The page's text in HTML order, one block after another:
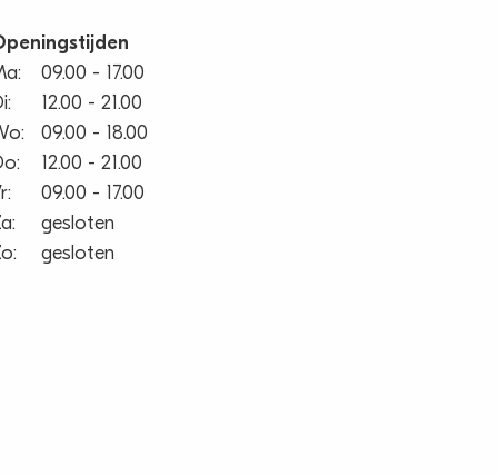
09.00 - 17.00
12.00 - 21.00
09.00 - 18.00
12.00 - 21.00
09.00 - 17.00
gesloten
gesloten